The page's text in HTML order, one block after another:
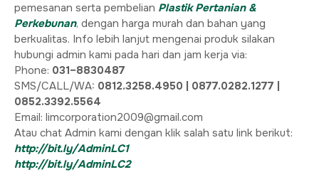
pemesanan serta pembelian Plastik Pertanian &
Perkebunan, dengan harga murah dan bahan yang
berkualitas. Info lebih lanjut mengenai produk silakan
hubungi admin kami pada hari dan jam kerja via:
Phone: 031–8830487
SMS/CALL/WA: 0812.3258.4950 | 0877.0282.1277 |
0852.3392.5564
Email: limcorporation2009@gmail.com
Atau chat Admin kami dengan klik salah satu link berikut:
http://bit.ly/AdminLC1
http://bit.ly/AdminLC2